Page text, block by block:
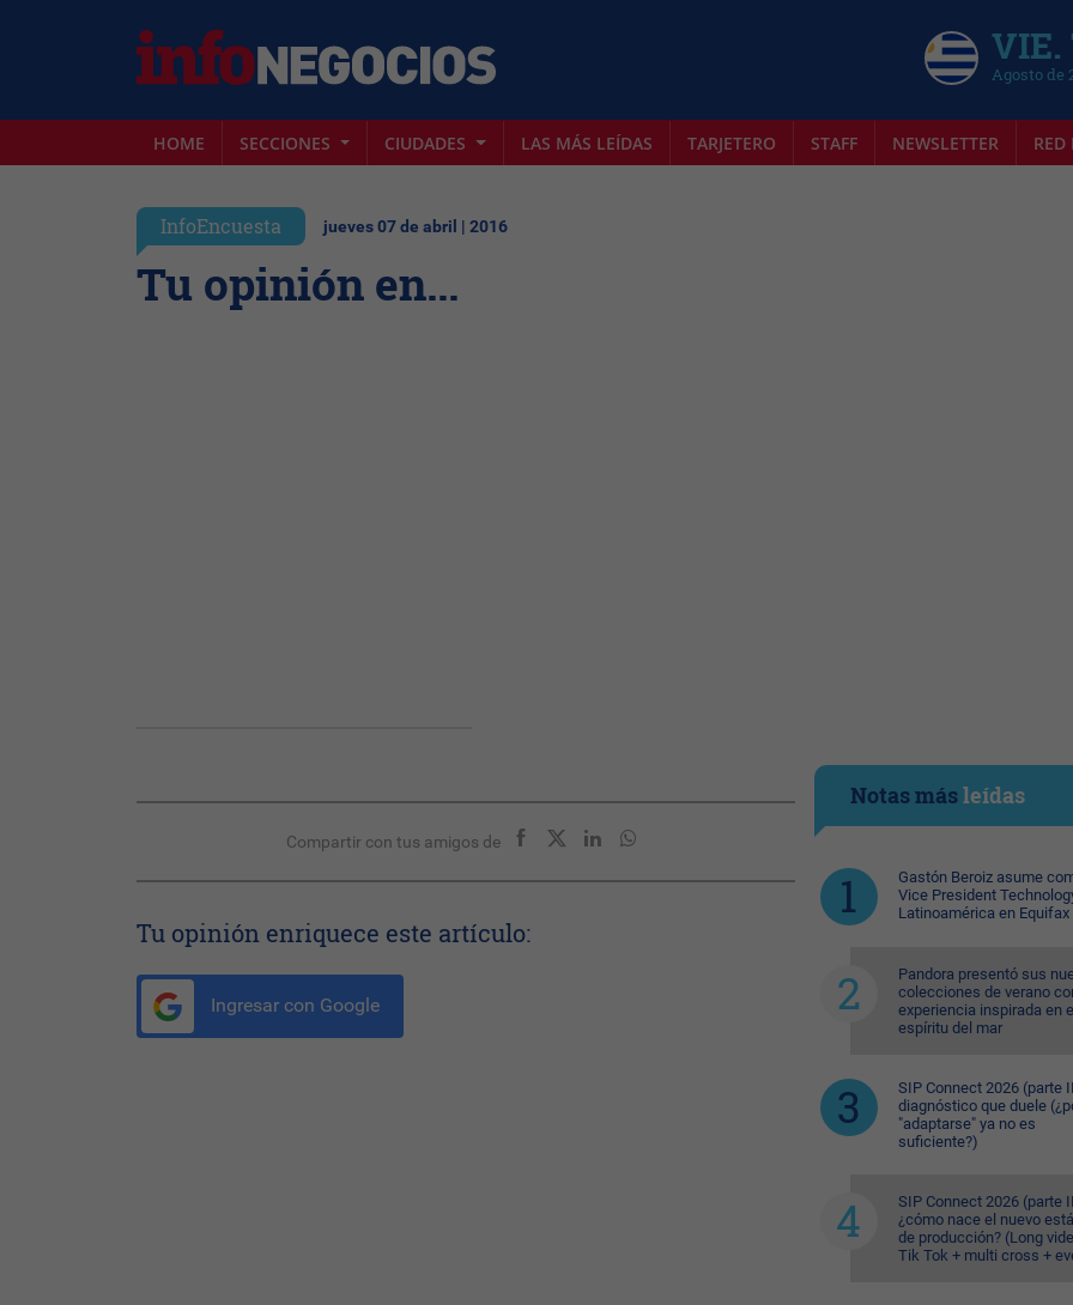
VIE.
Agosto de
HOME SECCIONES CIUDADES LAS MÁS LEÍDAS TARJETERO STAFF NEWSLETTER
InfoEncuesta jueves 07 de abril | 2016
Tu opinión en...
Compartir con tus amigos de
Tu opinión enriquece este artículo:
Ingresar con Google
Notas másleídas
Gastón Beroiz asume
Vice President
Latinoamérica en Equifax
Pandora presentó sus
colecciones de verano
experiencia inspirada en
espíritu del mar
SIP Connect 2026 (parte
diagnóstico que duele
"adaptarse" ya no es
suficiente?)
SIP Connect 2026 (parte
¿cómo nace el nuevo
de producción? (Long
Tik Tok + multi cross +